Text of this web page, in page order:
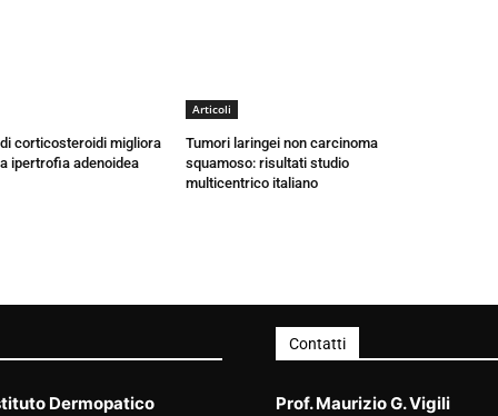
di corticosteroidi migliora
ipertrofia adenoidea
Articoli
Tumori laringei non carcinoma
squamoso: risultati studio
multicentrico italiano
Dermopatico
Contatti
Prof. Maurizio G. Vigili